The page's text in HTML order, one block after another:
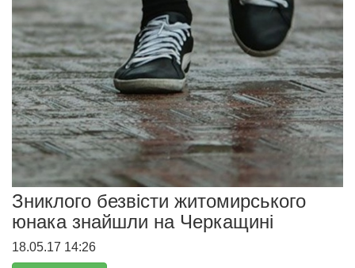
Зниклого безвісти житомирського
юнака знайшли на Черкащині
18.05.17 14:26